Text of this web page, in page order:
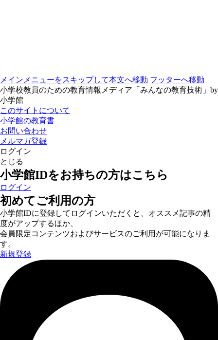
メインメニューをスキップして本文へ移動 フッターへ移動
小学校教員のための教育情報メディア「みんなの教育技術」by
小学館
このサイトについて
小学館の教育書
お問い合わせ
メルマガ登録
ログイン
とじる
小学館IDをお持ちの方はこちら
ログイン
初めてご利用の方
小学館IDに登録してログインいただくと、オススメ記事の精
度がアップするほか、
会員限定コンテンツおよびサービスのご利用が可能になりま
す。
新規登録